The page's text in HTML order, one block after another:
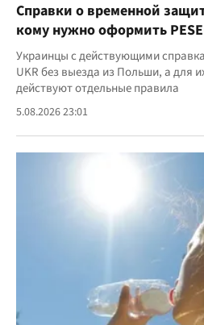
Справки о временной
кому нужно оформить
Украинцы с действующими
UKR без выезда из Польши, а для
действуют отдельные правила
5.08.2026 23:01